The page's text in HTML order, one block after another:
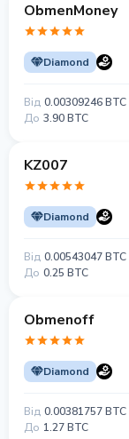
ObmenMoney
Diamond
Від 0.00309246 BTC
До 3.90 BTC
KZ007
Diamond
Від 0.00543047 BTC
До 0.25 BTC
Obmenoff
Diamond
Від 0.00381757 BTC
До 1.27 BTC